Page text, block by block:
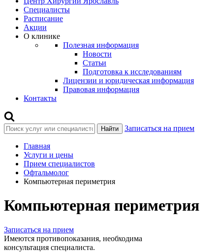
Специалисты
Расписание
Акции
О клинике
Полезная информация
Новости
Статьи
Подготовка к исследованиям
Лицензии и юридическая информация
Правовая информация
Контакты
Найти Записаться на прием
Главная
Услуги и цены
Прием специалистов
Офтальмолог
Компьютерная периметрия
Компьютерная периметрия
Записаться на прием
Имеются противопоказания, необходима
консультация специалиста.